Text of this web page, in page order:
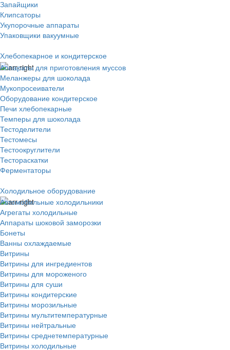
Запайщики
Клипсаторы
Укупорочные аппараты
Упаковщики вакуумные
Хлебопекарное и кондитерское
Аппараты для приготовления муссов
Меланжеры для шоколада
Мукопросеиватели
Оборудование кондитерское
Печи хлебопекарные
Темперы для шоколада
Тестоделители
Тестомесы
Тестоокруглители
Тестораскатки
Ферментаторы
Холодильное оборудование
Автомобильные холодильники
Агрегаты холодильные
Аппараты шоковой заморозки
Бонеты
Ванны охлаждаемые
Витрины
Витрины для ингредиентов
Витрины для мороженого
Витрины для суши
Витрины кондитерские
Витрины морозильные
Витрины мультитемпературные
Витрины нейтральные
Витрины среднетемпературные
Витрины холодильные